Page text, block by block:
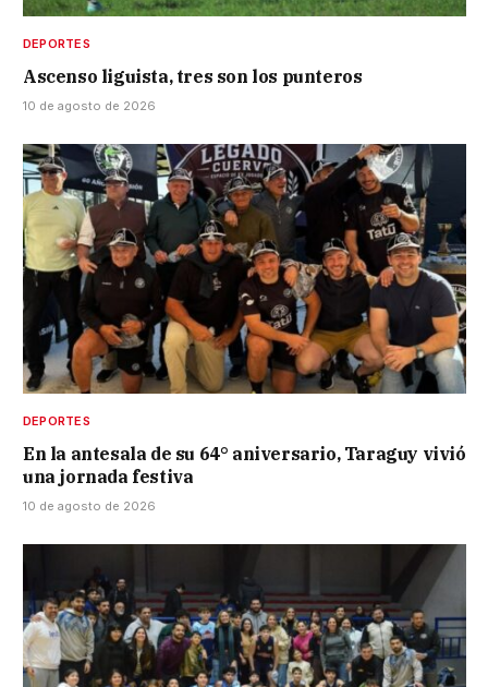
DEPORTES
Ascenso liguista, tres son los punteros
10 de agosto de 2026
DEPORTES
En la antesala de su 64° aniversario, Taraguy vivió
una jornada festiva
10 de agosto de 2026